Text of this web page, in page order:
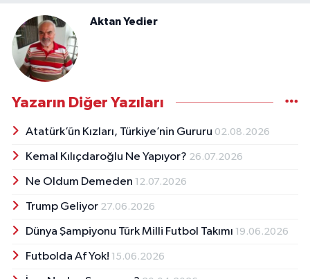
Aktan Yedier
Yazarın Diğer Yazıları
Atatürk’ün Kızları, Türkiye’nin Gururu 02.08.2026
Kemal Kılıçdaroğlu Ne Yapıyor? 26.07.2026
Ne Oldum Demeden 12.07.2026
Trump Geliyor 27.06.2026
Dünya Şampiyonu Türk Milli Futbol Takımı 19.06.2026
Futbolda Af Yok! 15.06.2026